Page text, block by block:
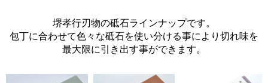
堺孝行刃物の砥石ラインナップです。
包丁に合わせて色々な砥石を使い分ける事により切れ味を
最大限に引き出す事ができます。